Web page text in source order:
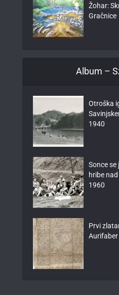
Žohar:
Gračnice
Album –
Otroška
1940
Sonce se
hribe
1960
Prvi
Aurifaber